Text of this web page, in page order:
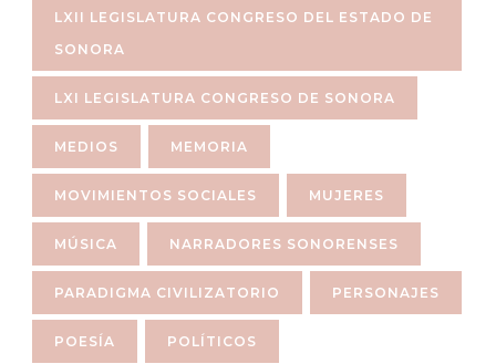
LXII LEGISLATURA CONGRESO DEL ESTADO DE
SONORA
LXI LEGISLATURA CONGRESO DE SONORA
MEDIOS MEMORIA
MOVIMIENTOS SOCIALES MUJERES
MÚSICA NARRADORES SONORENSES
PARADIGMA CIVILIZATORIO PERSONAJES
POESÍA POLÍTICOS